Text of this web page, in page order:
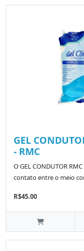
GEL
- RMC
O GEL CONDUTOR
contato entre o meio
R$45.00